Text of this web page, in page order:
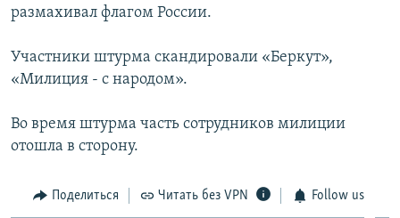
УКРАИНСКАЯ ПРОБЛЕМА КРЫМА
размахивал флагом России.
Участники штурма скандировали «Беркут»,
«Милиция - с народом».
Во время штурма часть сотрудников милиции
отошла в сторону.
Поделиться Читать без VPN Follow us